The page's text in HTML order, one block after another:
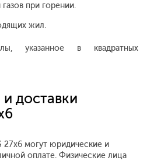
при горении.
жил.
указанное в квадратных
доставки
27х6 могут юридические и
оплате. Физические лица